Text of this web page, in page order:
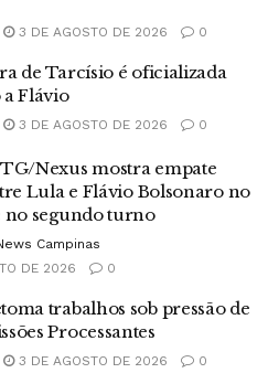
3 DE AGOSTO DE 2026 0
de Tarcísio é oficializada
Flávio
3 DE AGOSTO DE 2026 0
Nexus mostra empate
Lula e Flávio Bolsonaro no
segundo turno
Campinas
DE 2026
0
trabalhos sob pressão de
Processantes
3 DE AGOSTO DE 2026 0